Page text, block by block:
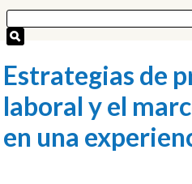
Estrategias de
laboral y el
en una